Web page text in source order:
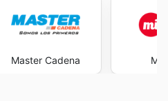
Master Cadena Mi